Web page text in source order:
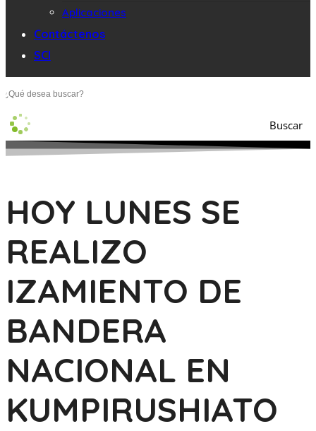
Aplicaciones
Contáctenos
SCI
Buscar
HOY LUNES SE
REALIZO
IZAMIENTO DE
BANDERA
NACIONAL EN
KUMPIRUSHIATO